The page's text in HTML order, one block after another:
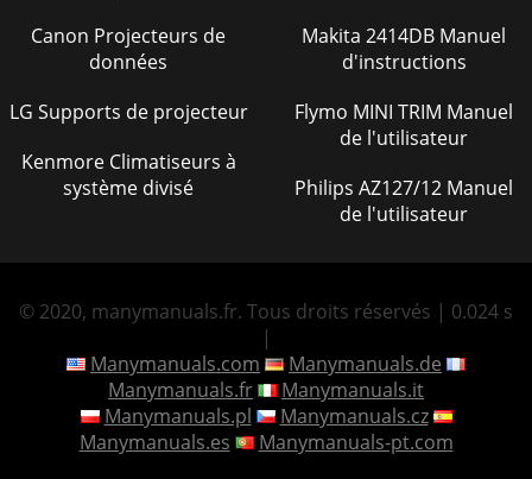
Canon Projecteurs de
données
LG Supports de projecteur
Kenmore Climatiseurs à
système divisé
Makita 2414DB Manuel
d'instructions
Flymo MINI TRIM Manuel
de l'utilisateur
Philips AZ127/12 Manuel
de l'utilisateur
© 2020, manymanuals.fr. Tous droits réservés | 0.024 s
|
Manymanuals.com
Manymanuals.de
Manymanuals.fr
Manymanuals.it
Manymanuals.pl
Manymanuals.cz
Manymanuals.es
Manymanuals-pt.com